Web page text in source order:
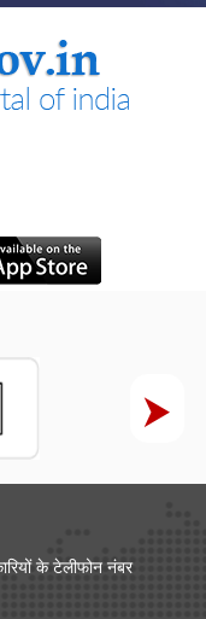
के टेलीफोन नंबर